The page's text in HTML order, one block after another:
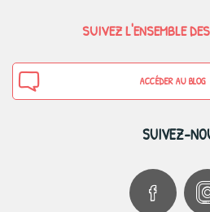
SUIVEZ L'ENSEMBLE
ACCÉDER AU BLOG
SUIVEZ-